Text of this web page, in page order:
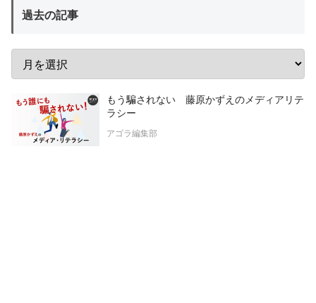
過去の記事
もう騙されない 藤原かずえのメディアリテ
ラシー
アゴラ編集部